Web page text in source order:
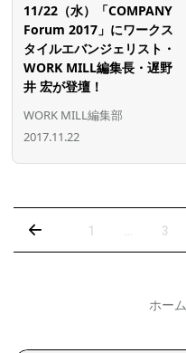
11/22（水）「COMPANY
Forum 2017」にワークス
タイルエバンジェリスト・
WORK MILL編集長・遅野
井 宏が登壇！
WORK MILL編集部
2017.11.22
1 3
ホーム